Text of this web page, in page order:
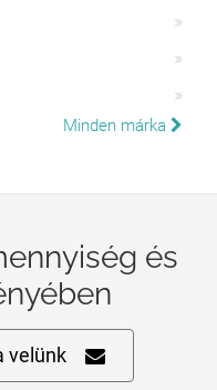
Minden márka
és
velünk